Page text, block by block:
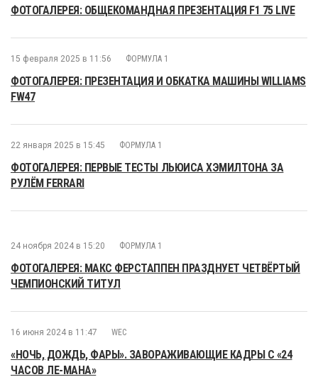
ФОТОГАЛЕРЕЯ: ОБЩЕКОМАНДНАЯ ПРЕЗЕНТАЦИЯ F1 75 LIVE
15 февраля 2025 в 11:56 ФОРМУЛА 1
ФОТОГАЛЕРЕЯ: ПРЕЗЕНТАЦИЯ И ОБКАТКА МАШИНЫ WILLIAMS
FW47
22 января 2025 в 15:45 ФОРМУЛА 1
ФОТОГАЛЕРЕЯ: ПЕРВЫЕ ТЕСТЫ ЛЬЮИСА ХЭМИЛТОНА ЗА
РУЛЁМ FERRARI
24 ноября 2024 в 15:20 ФОРМУЛА 1
ФОТОГАЛЕРЕЯ: МАКС ФЕРСТАППЕН ПРАЗДНУЕТ ЧЕТВЁРТЫЙ
ЧЕМПИОНСКИЙ ТИТУЛ
16 июня 2024 в 11:47 WEC
«НОЧЬ, ДОЖДЬ, ФАРЫ». ЗАВОРАЖИВАЮЩИЕ КАДРЫ С «24
ЧАСОВ ЛЕ-МАНА»